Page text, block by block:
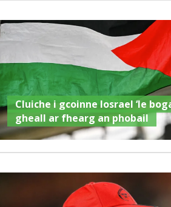
Cluiche i gcoinne Iosrael ‘le
gheall ar fhearg an phobail